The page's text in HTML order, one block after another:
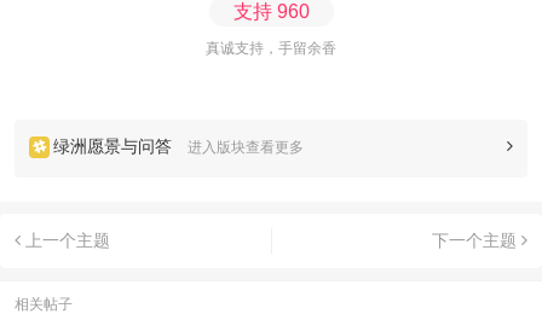
支持960
真诚支持，手留余香
绿洲愿景与问答 进入版块查看更多
上一个主题 下一个主题
相关帖子